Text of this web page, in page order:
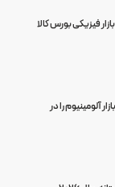
فیزیکی بورس کالا
آلومینیوم را در